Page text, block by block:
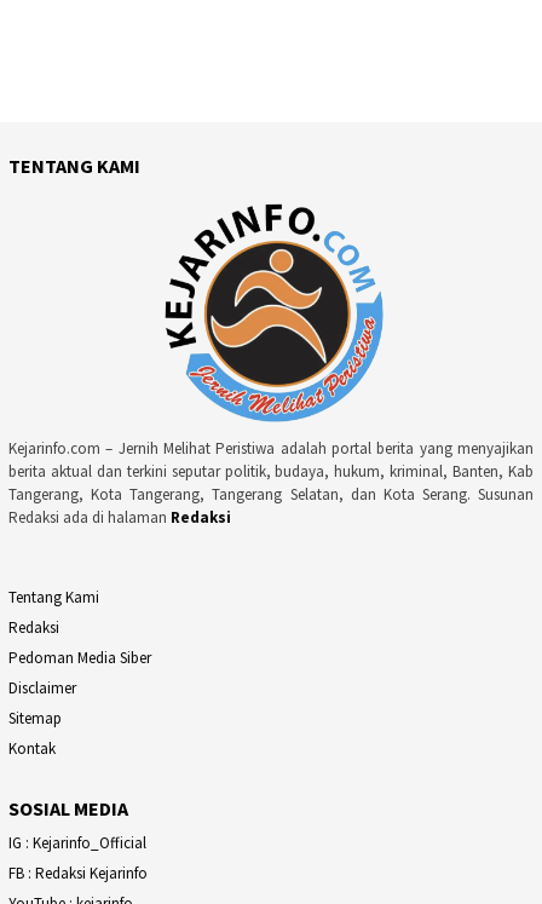
TENTANG KAMI
Kejarinfo.com – Jernih Melihat Peristiwa adalah portal berita yang menyajikan
berita aktual dan terkini seputar politik, budaya, hukum, kriminal, Banten, Kab
Tangerang, Kota Tangerang, Tangerang Selatan, dan Kota Serang. Susunan
Redaksi ada di halaman Redaksi
Tentang Kami
Redaksi
Pedoman Media Siber
Disclaimer
Sitemap
Kontak
SOSIAL MEDIA
IG : Kejarinfo_Official
FB : Redaksi Kejarinfo